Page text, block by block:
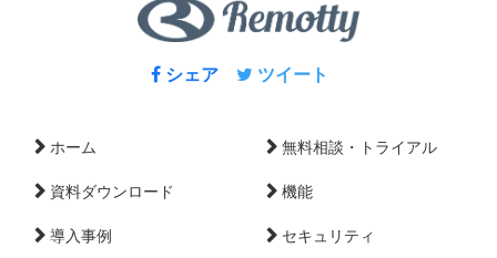
シェア ツイート
ホーム 無料相談・トライアル
資料ダウンロード 機能
導入事例 セキュリティ